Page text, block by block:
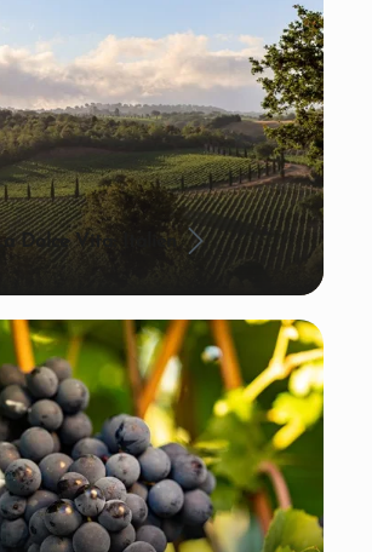
La Dolce Vita: Italien